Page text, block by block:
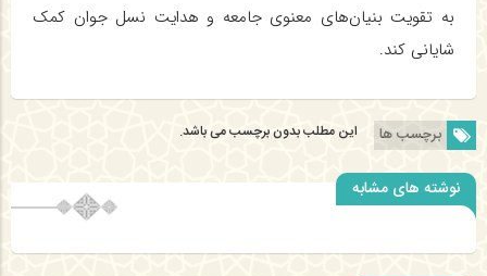
به تقویت بنیان‌های معنوی جامعه و هدایت نسل جوان کمک
شایانی کند.
برچسب ها این مطلب بدون برچسب می باشد.
نوشته های مشابه